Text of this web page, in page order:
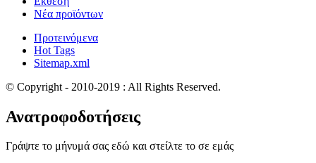
Νέα προϊόντων
Προτεινόμενα
Hot Tags
Sitemap.xml
© Copyright - 2010-2019 : All Rights Reserved.
Ανατροφοδοτήσεις
Γράψτε το μήνυμά σας εδώ και στείλτε το σε εμάς